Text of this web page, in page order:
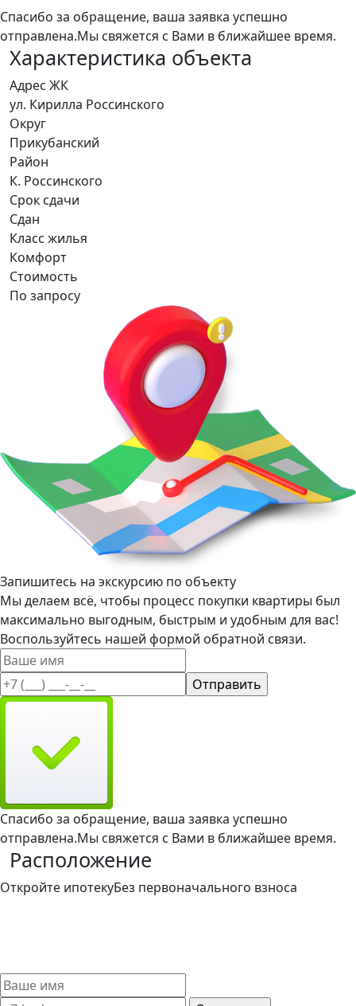
Спасибо за обращение, ваша заявка успешно
отправлена.Мы свяжется с Вами в ближайшее время.
Характеристика объекта
Адрес ЖК
ул. Кирилла Россинского
Округ
Прикубанский
Район
К. Россинского
Срок сдачи
Сдан
Класс жилья
Комфорт
Стоимость
По запросу
Запишитесь на экскурсию по объекту
Мы делаем всё, чтобы процесс покупки квартиры был
максимально выгодным, быстрым и удобным для вас!
Воспользуйтесь нашей формой обратной связи.
Спасибо за обращение, ваша заявка успешно
отправлена.Мы свяжется с Вами в ближайшее время.
Расположение
Откройте ипотекуБез первоначального взноса